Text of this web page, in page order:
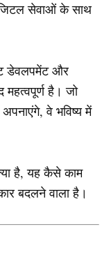
सेवाओं के साथ
डेवलपमेंट और
महत्वपूर्ण है। जो
वे भविष्य में
है, यह कैसे काम
बदलने वाला है।